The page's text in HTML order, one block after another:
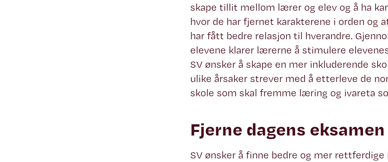
skape tillit mellom lærer og elev og å ha
hvor de har fjernet karakterene i orden og
har fått bedre relasjon til hverandre.
elevene klarer lærerne å stimulere
SV ønsker å skape en mer inkluderende
ulike årsaker strever med å etterleve de
skole som skal fremme læring og ivareta
Fjerne dagens eksamen
SV ønsker å finne bedre og mer